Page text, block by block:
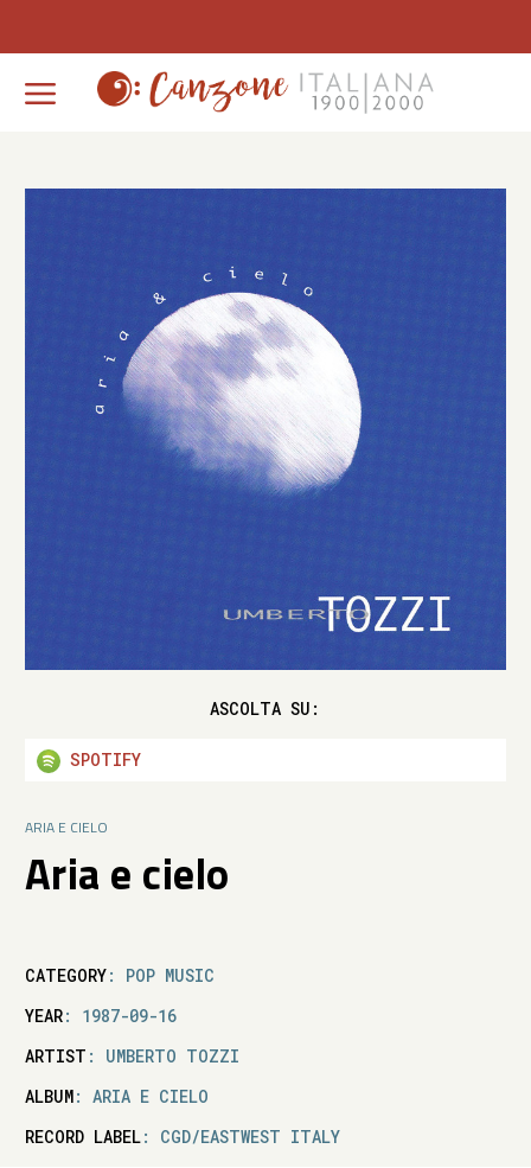
ASCOLTA SU:
SPOTIFY
ARIA E CIELO
Aria e cielo
CATEGORY: POP MUSIC
YEAR: 1987-09-16
ARTIST : UMBERTO TOZZI
ALBUM: ARIA E CIELO
RECORD LABEL: CGD/EASTWEST ITALY